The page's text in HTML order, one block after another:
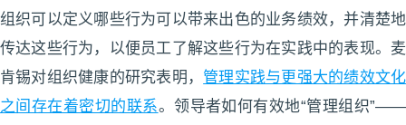
组织可以定义哪些行为可以带来出色的业务绩效，并清楚地
传达这些行为，以便员工了解这些行为在实践中的表现。麦
肯锡对组织健康的研究表明， 管理实践与更强大的绩效文化
之间存在着密切的联系。领导者如何有效地“管理组织”——